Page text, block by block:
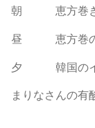
朝 恵方巻き
昼 恵方巻の
夕 韓国のイ
まりなさんの